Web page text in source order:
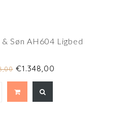
Søn AH604 Ligbed
€1.348,00